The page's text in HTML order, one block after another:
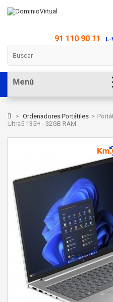
91 110 90 11
Menú
> Ordenadores Portátiles >
Ultra5 135H - 32GB RAM